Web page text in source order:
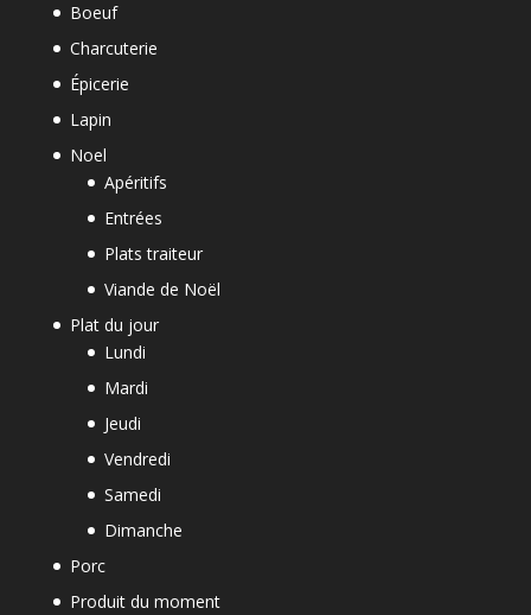
Boeuf
Charcuterie
Épicerie
Lapin
Noel
Apéritifs
Entrées
Plats traiteur
Viande de Noël
Plat du jour
Lundi
Mardi
Jeudi
Vendredi
Samedi
Dimanche
Porc
Produit du moment